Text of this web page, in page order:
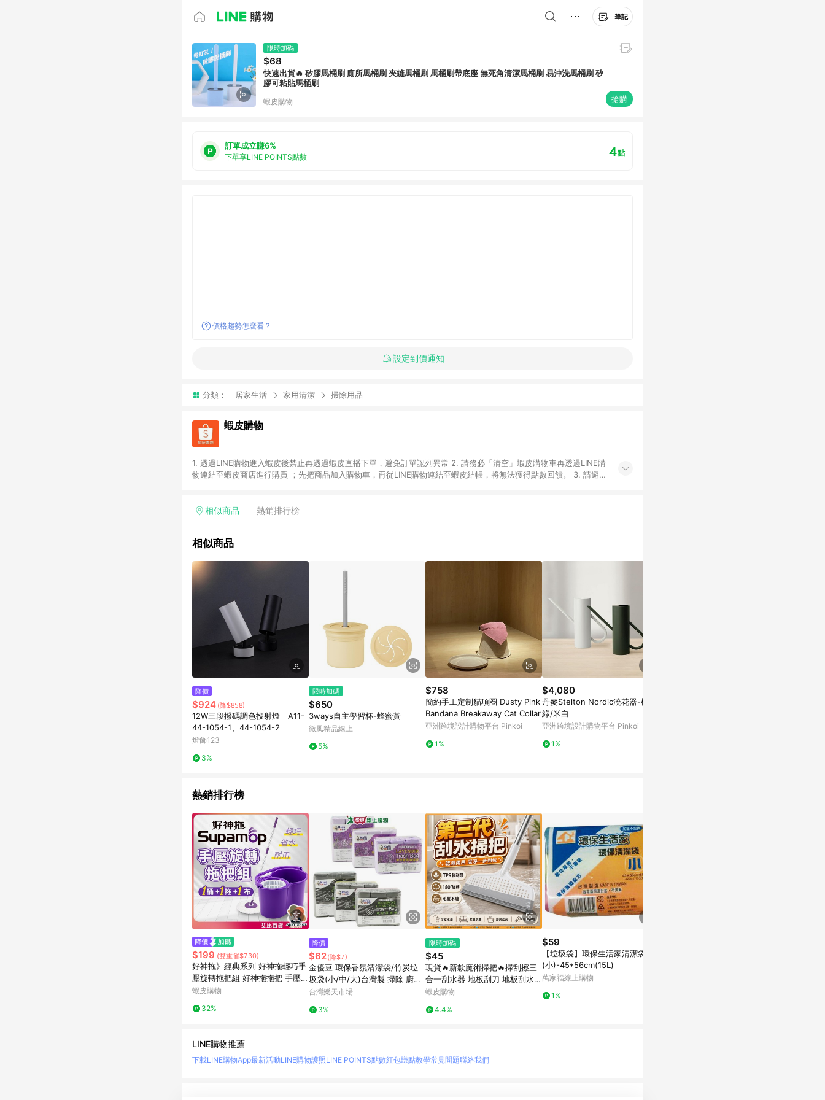
筆記
限時加碼
$68
快速出貨🔥 矽膠馬桶刷 廁所馬桶刷 夾縫馬桶刷 馬桶刷帶底座 無死角清潔馬桶刷 易沖洗馬桶刷 矽
膠可粘貼馬桶刷
蝦皮購物 搶購
訂單成立賺6%
下單享LINE POINTS點數 4點
價格趨勢怎麼看？
設定到價通知
分類： 居家生活 家用清潔 掃除用品
蝦皮購物
1. 透過LINE購物進入蝦皮後禁止再透過蝦皮直播下單，避免訂單認列異常 2. 請務必「清空」蝦皮購物車再透過LINE購
物連結至蝦皮商店進行購買 ；先把商品加入購物車，再從LINE購物連結至蝦皮結帳，將無法獲得點數回饋。 3. 請避免
計算。 6. 用戶需於同一瀏覽器進行交易（若自動跳轉 APP，請在 APP交易）。 7. 若使用不同物流或付款方式，將拆
後續七天內未透過其他媒體來源導入蝦皮官網，則七天內於該蝦皮帳號下訂的首筆訂單會被蝦皮認列為該LINE用戶導
知，亦可能無法收到點數，再請留意。 13. 請注意以下行為將可能導致無法取得 LINE POINTS 點數回饋資格：使用非
指定之途徑及方式完成交易，或經由蝦皮系統判斷點擊路徑不符合回饋資格或規則者。 14. 若有贈點爭議，請務必於訂
單日期+60天以內進行洽詢確認；超過60天(含)以上進行申訴，恕無法贈點回饋。需檢附蝦皮訂單完成、LINE購物訂
單記錄，如於LINE購物訂單紀錄已呈現：「非本次前往蝦皮商店之品項，不符合回饋資格」，則不受理此案件。 [注意
事項] 1.如導購途中用戶由網頁版(電腦版/手機版網頁)切換為 App 會造成追蹤中斷而無法進行 LINE Points 回饋 2.若
購買過程中關閉蝦皮APP，則需重新透過LINE購物前往蝦皮商城，否則無法進行LINE POINTS 回饋。 3.如用戶先前往
蝦皮商城將商品加入購物車，後續透過LINE購物前往至蝦皮商城將購物車結清，此方案將不列入 LINE Points 回饋 4.
自 2018/10/24 起購買蝦皮拍賣商品，不符合贈點資格 5. 透過LINE購物購買蝦皮站上「蝦皮推廣服務」之商品，不符
LINE購物商品價格若與蝦皮賣場實際價格有異，以蝦皮賣場價格為準 8. 使用代繳服務不具贈點資格 9. 實際回饋，依
蝦皮系統盼為最終判定標準
相似商品 熱銷排行榜
相似商品
降價
$924 (降$858)
12W三段撥碼調色投射燈｜A11-
44-1054-1、44-1054-2
燈飾123
3%
限時加碼
$650
3ways自主學習杯-蜂蜜黃
微風精品線上
5%
$758
簡約手工定制貓項圈 Dusty Pink
Bandana Breakaway Cat Collar
亞洲跨境設計購物平台 Pinkoi
1%
$4,080
丹麥Stelton Nordic澆花器-松木
綠/米白
亞洲跨境設計購物平台 Pinkoi
1%
熱銷排行榜
$199 (雙重省$730)
好神拖》經典系列 好神拖輕巧手
壓旋轉拖把組 好神拖拖把 手壓式
拖把 旋轉拖把 好神拖 拖把組 旋
蝦皮購物
32%
降價
$62(降$7)
金優豆 環保香氛清潔袋/竹炭垃
圾袋(小/中/大)台灣製 掃除 廚餘
回收袋 無毒 垃圾袋 清潔袋【愛
台灣樂天市場
3%
限時加碼
$45
現貨🔥新款魔術掃把🔥掃刮擦三
合一刮水器 地板刮刀 地板刮水
刮刀掃把 膠條掃把 刮地掃把 刮
蝦皮購物
4.4%
$59
【垃圾袋】環保生活家清潔袋
(小)-45*56cm(15L)
萬家福線上購物
1%
LINE購物推薦
下載LINE購物App最新活動LINE購物護照LINE POINTS點數紅包賺點教學常見問題聯絡我們